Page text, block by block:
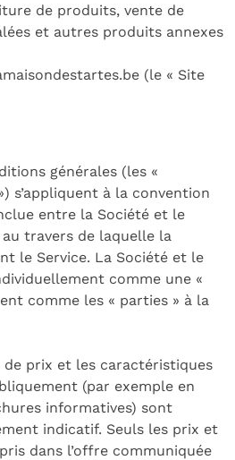
de produits, vente de
et autres produits annexes
(le « Site
générales (les «
s’appliquent à la convention
entre la Société et le
travers de laquelle la
le Service. La Société et le
comme une «
comme les « parties » à la
de prix et les caractéristiques
(par exemple en
informatives) sont
indicatif. Seuls les prix et
dans l’offre communiquée